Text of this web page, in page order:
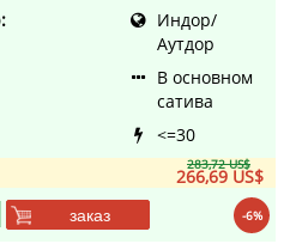
Индор/
Аутдор
В основном
сатива
<=30
283,72 US$
266,69 US$
-6%
заказ